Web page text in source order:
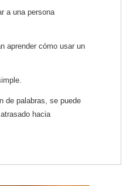
a una persona
aprender cómo usar un
de palabras, se puede
hacia